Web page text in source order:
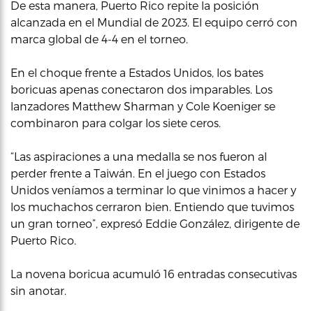
De esta manera, Puerto Rico repite la posición
alcanzada en el Mundial de 2023. El equipo cerró con
marca global de 4-4 en el torneo.
En el choque frente a Estados Unidos, los bates
boricuas apenas conectaron dos imparables. Los
lanzadores Matthew Sharman y Cole Koeniger se
combinaron para colgar los siete ceros.
“Las aspiraciones a una medalla se nos fueron al
perder frente a Taiwán. En el juego con Estados
Unidos veníamos a terminar lo que vinimos a hacer y
los muchachos cerraron bien. Entiendo que tuvimos
un gran torneo”, expresó Eddie González, dirigente de
Puerto Rico.
La novena boricua acumuló 16 entradas consecutivas
sin anotar.